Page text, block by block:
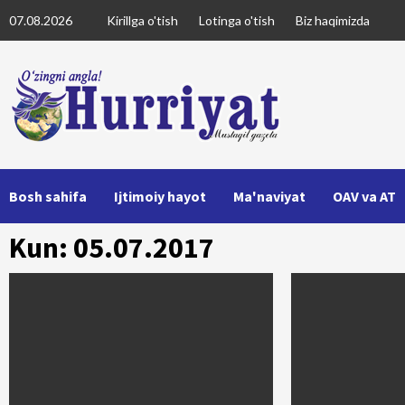
to
07.08.2026 Kirillga o'tish Lotinga o'tish Biz haqimizda
Bosh sahifa Ijtimoiy hayot Ma'naviyat OAV va AT
Kun: 05.07.2017